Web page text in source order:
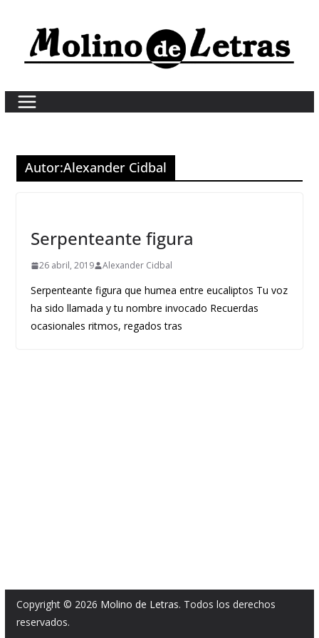
content
Autor:Alexander Cidbal
Serpenteante figura
26 abril, 2019 Alexander Cidbal
Serpenteante figura que humea entre eucaliptos Tu voz
ha sido llamada y tu nombre invocado Recuerdas
ocasionales ritmos, regados tras
Copyright © 2026 Molino de Letras. Todos los derechos
reservados.